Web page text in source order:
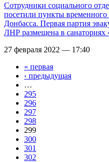
Сотрудники социального
посетили пункты
Донбасса. Первая партия
ЛНР размещена в санаториях
27 февраля 2022 — 17:40
Страницы
« первая
‹ предыдущая
…
295
296
297
298
299
300
301
302